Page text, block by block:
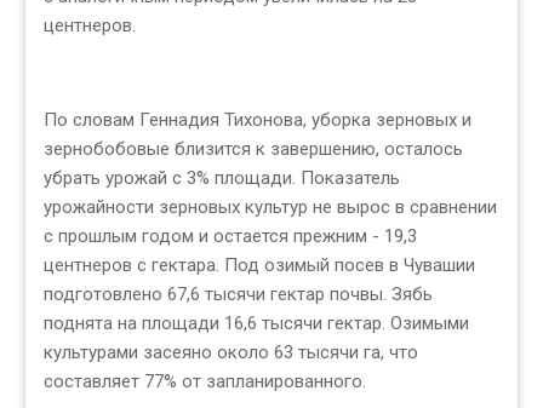
центнеров.
По словам Геннадия Тихонова, уборка зерновых и
зернобобовые близится к завершению, осталось
убрать урожай с 3% площади. Показатель
урожайности зерновых культур не вырос в сравнении
с прошлым годом и остается прежним - 19,3
центнеров с гектара. Под озимый посев в Чувашии
подготовлено 67,6 тысячи гектар почвы. Зябь
поднята на площади 16,6 тысячи гектар. Озимыми
культурами засеяно около 63 тысячи га, что
составляет 77% от запланированного.